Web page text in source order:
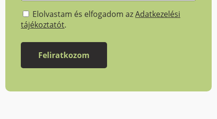
Elolvastam és elfogadom azAdatkezelési
tájékoztatót.